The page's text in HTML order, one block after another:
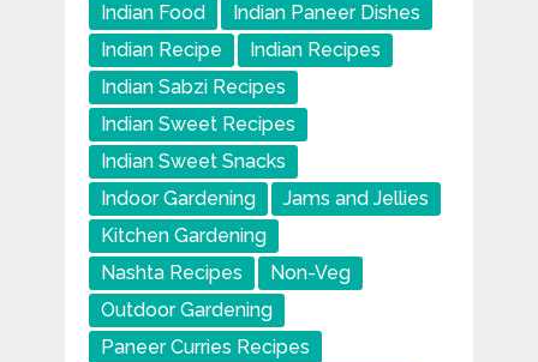
Indian Food
Indian Paneer Dishes
Indian Recipe
Indian Recipes
Indian Sabzi Recipes
Indian Sweet Recipes
Indian Sweet Snacks
Indoor Gardening
Jams and Jellies
Kitchen Gardening
Nashta Recipes
Non-Veg
Outdoor Gardening
Paneer Curries Recipes